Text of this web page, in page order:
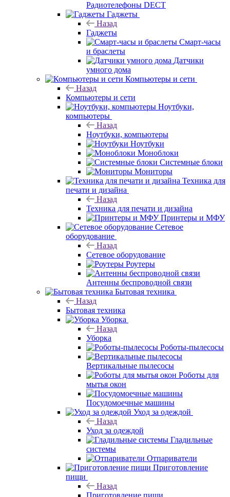
Радиотелефоны DECT
Гаджеты
Назад
Гаджеты
Смарт-часы
и браслеты
Датчики
умного дома
Компьютеры и сети
Назад
Компьютеры и сети
Ноутбуки,
компьютеры
Назад
Ноутбуки, компьютеры
Ноутбуки
Моноблоки
Системные блоки
Мониторы
Техника для
печати и дизайна
Назад
Техника для печати и дизайна
Принтеры и МФУ
Сетевое
оборудование
Назад
Сетевое оборудование
Роутеры
Антенны беспроводной связи
Бытовая техника
Назад
Бытовая техника
Уборка
Назад
Уборка
Роботы-пылесосы
Вертикальные пылесосы
Роботы для
мытья окон
Посудомоечные машины
Уход за одеждой
Назад
Уход за одеждой
Гладильные
системы
Отпариватели
Приготовление
пищи
Назад
Приготовление пищи